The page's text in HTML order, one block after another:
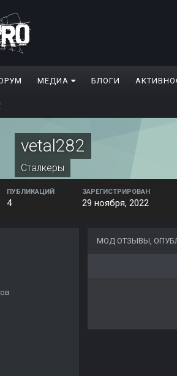
МЕДИА БЛОГИ
vetal282
Сталкеры
ПУБЛИКАЦИЙ
4
ЗАРЕГИСТРИРОВАН
29 ноября, 2022
МОД ОТЗЫВЫ,